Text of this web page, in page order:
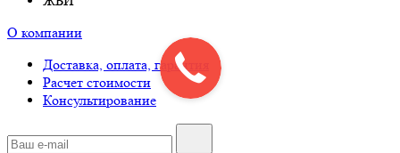
О компании
Доставка, оплата, гарантия
Расчет стоимости
Консультирование